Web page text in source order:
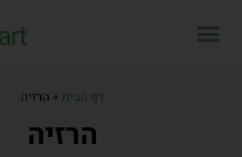
דף הבית » הרזיה
הרזיה